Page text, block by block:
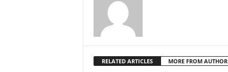
RELATED ARTICLES MORE FROM AUTHOR